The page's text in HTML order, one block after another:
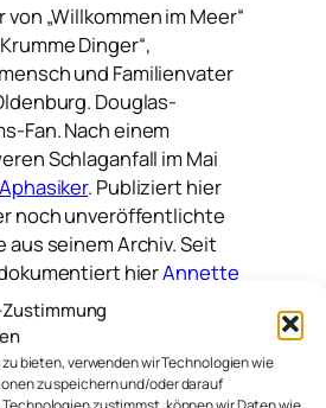
bieten, verwenden wir Technologien wie
zu speichern und/oder darauf
von „Willkommen im Meer“
Dinger“,
und Familienvater
Douglas-
Fan. Nach einem
Schlaganfall im Mai
Aphasiker. Publiziert hier
noch unveröffentlichte
aus seinem Archiv. Seit
dokumentiert hierAnnette
Auftrag seinen Weg.